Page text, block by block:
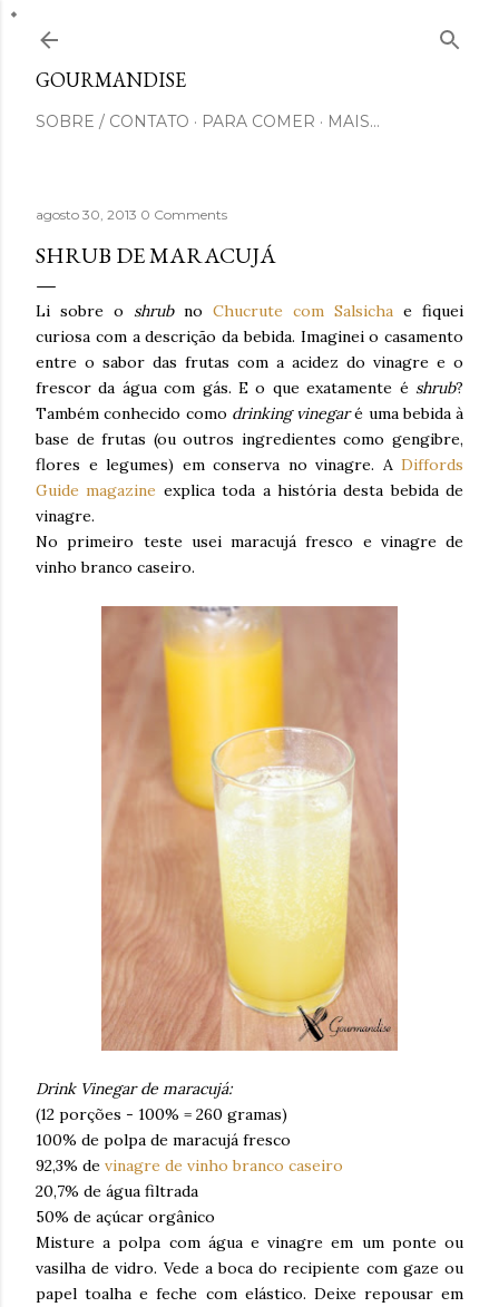
GOURMANDISE
SOBRE / CONTATO PARA COMER MAIS…
agosto 30, 2013 0 Comments
SHRUB DE MARACUJÁ
Li sobre o shrubno Chucrute com Salsicha e fiquei
curiosa com a descrição da bebida. Imaginei o casamento
entre o sabor das frutas com a acidez do vinagre e o
frescor da água com gás. E o que exatamente é shrub?
Também conhecido como drinking vinegaré uma bebida à
base de frutas (ou outros ingredientes como gengibre,
flores e legumes) em conserva no vinagre. A Diffords
Guide magazine explica toda a história desta bebida de
vinagre.
No primeiro teste usei maracujá fresco e vinagre de
vinho branco caseiro.
Drink Vinegar de maracujá:
(12 porções - 100% = 260 gramas)
100% de polpa de maracujá fresco
92,3% de vinagre de vinho branco caseiro
20,7% de água filtrada
50% de açúcar orgânico
Misture a polpa com água e vinagre em um ponte ou
vasilha de vidro. Vede a boca do recipiente com gaze ou
papel toalha e feche com elástico. Deixe repousar em